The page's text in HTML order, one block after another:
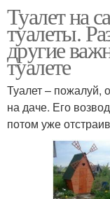
стандартных
Туалет без
ямы
Туалет на
туалеты.
другие
туалете
Туалет – пожалуй,
на даче. Его
потом уже